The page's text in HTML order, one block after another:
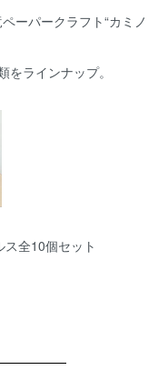
ーパークラフト“カミノ
ラインナップ。
全10個セット